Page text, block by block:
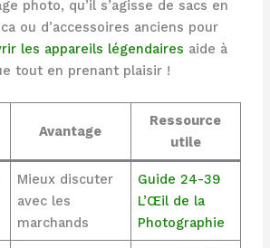
photo, qu’il s’agisse de sacs en
ou d’accessoires anciens pour
les appareils légendaires aide à
tout en prenant plaisir !
Avantage
Ressource
utile
Mieux discuter
avec les
marchands
Guide 24-39
L’Œil de la
Photographie